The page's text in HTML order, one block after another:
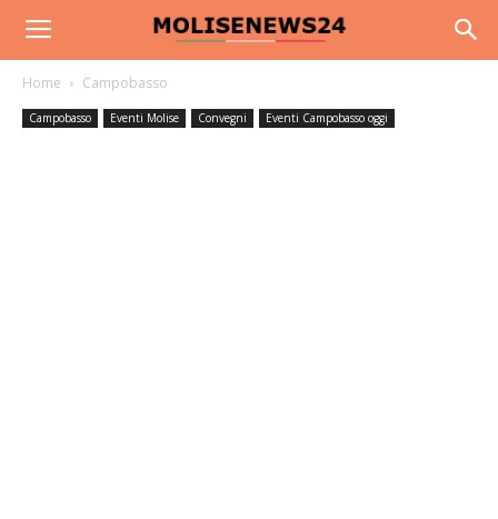
Home Campobasso
Campobasso Eventi Molise Convegni Eventi Campobasso oggi